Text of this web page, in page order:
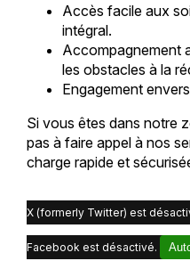
Accès facile aux
intégral.
Accompagnement
les obstacles à la
Engagement
Si vous êtes dans notre
pas à faire appel à nos
charge rapide et
X (formerly Twitter) est
Facebook est désactivé.